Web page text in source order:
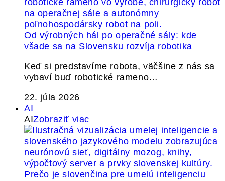
Od výrobných hál po operačné sály: kde
všade sa na Slovensku rozvíja robotika
Keď si predstavíme robota, väčšine z nás sa
vybaví buď robotické rameno…
22. júla 2026
AI
AIZobraziť viac
Prečo je slovenčina pre umelú inteligenciu